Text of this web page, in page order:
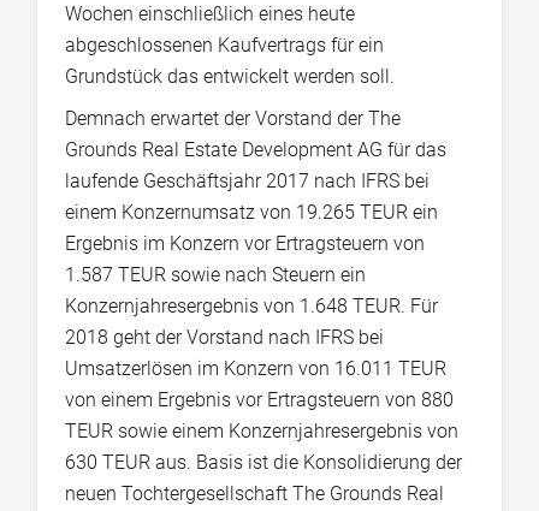
Wochen einschließlich eines heute
abgeschlossenen Kaufvertrags für ein
Grundstück das entwickelt werden soll.
Demnach erwartet der Vorstand der The
Grounds Real Estate Development AG für das
laufende Geschäftsjahr 2017 nach IFRS bei
einem Konzernumsatz von 19.265 TEUR ein
Ergebnis im Konzern vor Ertragsteuern von
1.587 TEUR sowie nach Steuern ein
Konzernjahresergebnis von 1.648 TEUR. Für
2018 geht der Vorstand nach IFRS bei
Umsatzerlösen im Konzern von 16.011 TEUR
von einem Ergebnis vor Ertragsteuern von 880
TEUR sowie einem Konzernjahresergebnis von
630 TEUR aus. Basis ist die Konsolidierung der
neuen Tochtergesellschaft The Grounds Real